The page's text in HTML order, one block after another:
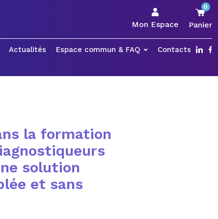
Mon Espace
0
Panier
Actualités Espace commun & FAQ Contacts
la formation
solution
et sans